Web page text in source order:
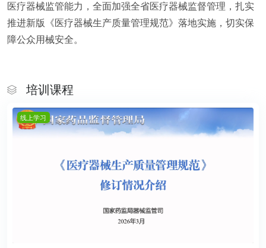
医疗器械监管能力，全面加强全省医疗器械监督管理，扎实
推进新版《医疗器械生产质量管理规范》落地实施，切实保
障公众用械安全。
培训课程
线上学习